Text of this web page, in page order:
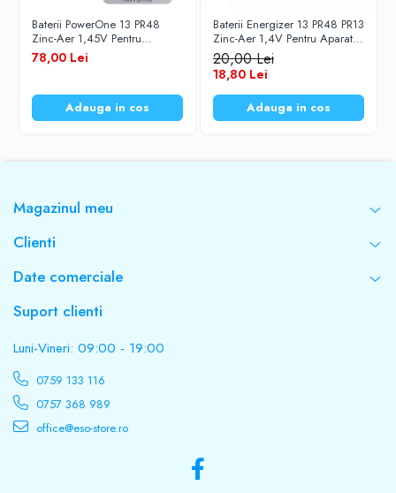
Baterii PowerOne 13 PR48
Zinc-Aer 1,45V Pentru
Aparate Auditive Set 60
Baterii
78,00 Lei
Adauga in cos
Baterii Energizer 13 PR48 PR13
Zinc-Aer 1,4V Pentru Aparate
Auditive Set 8 Baterii
20,00 Lei
18,80 Lei
Adauga in cos
Magazinul meu
Clienti
Date comerciale
Suport clienti
Luni-Vineri: 09:00 - 19:00
0759 133 116
0757 368 989
office@eso-store.ro